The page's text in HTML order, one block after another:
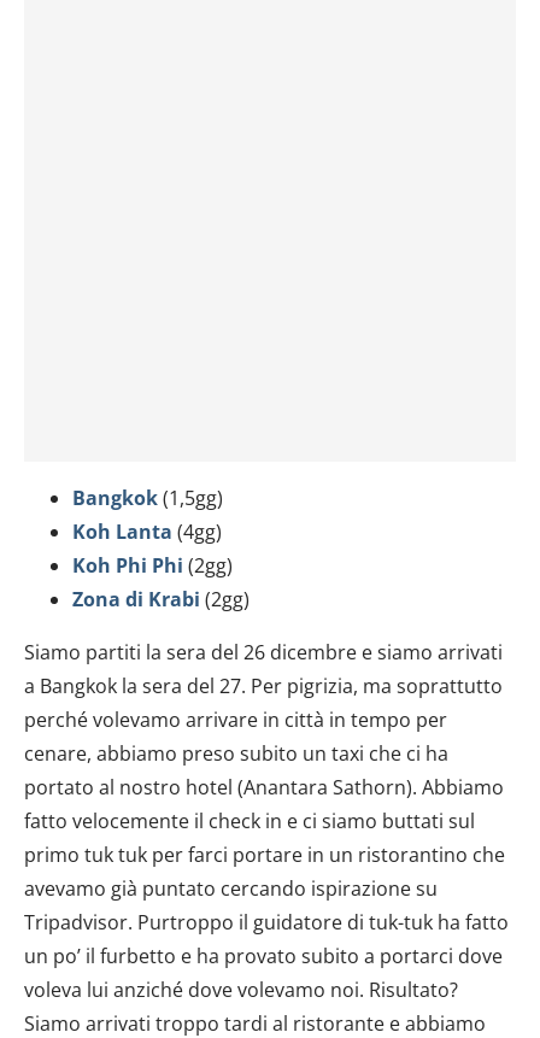
Bangkok(1,5gg)
Koh Lanta (4gg)
Koh Phi Phi (2gg)
Zona di Krabi (2gg)
Siamo partiti la sera del 26 dicembre e siamo arrivati
a Bangkok la sera del 27. Per pigrizia, ma soprattutto
perché volevamo arrivare in città in tempo per
cenare, abbiamo preso subito un taxi che ci ha
portato al nostro hotel (Anantara Sathorn). Abbiamo
fatto velocemente il check in e ci siamo buttati sul
primo tuk tuk per farci portare in un ristorantino che
avevamo già puntato cercando ispirazione su
Tripadvisor. Purtroppo il guidatore di tuk-tuk ha fatto
un po’ il furbetto e ha provato subito a portarci dove
voleva lui anziché dove volevamo noi. Risultato?
Siamo arrivati troppo tardi al ristorante e abbiamo